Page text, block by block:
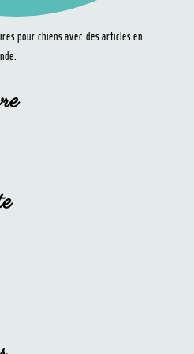
pour chiens avec des articles en